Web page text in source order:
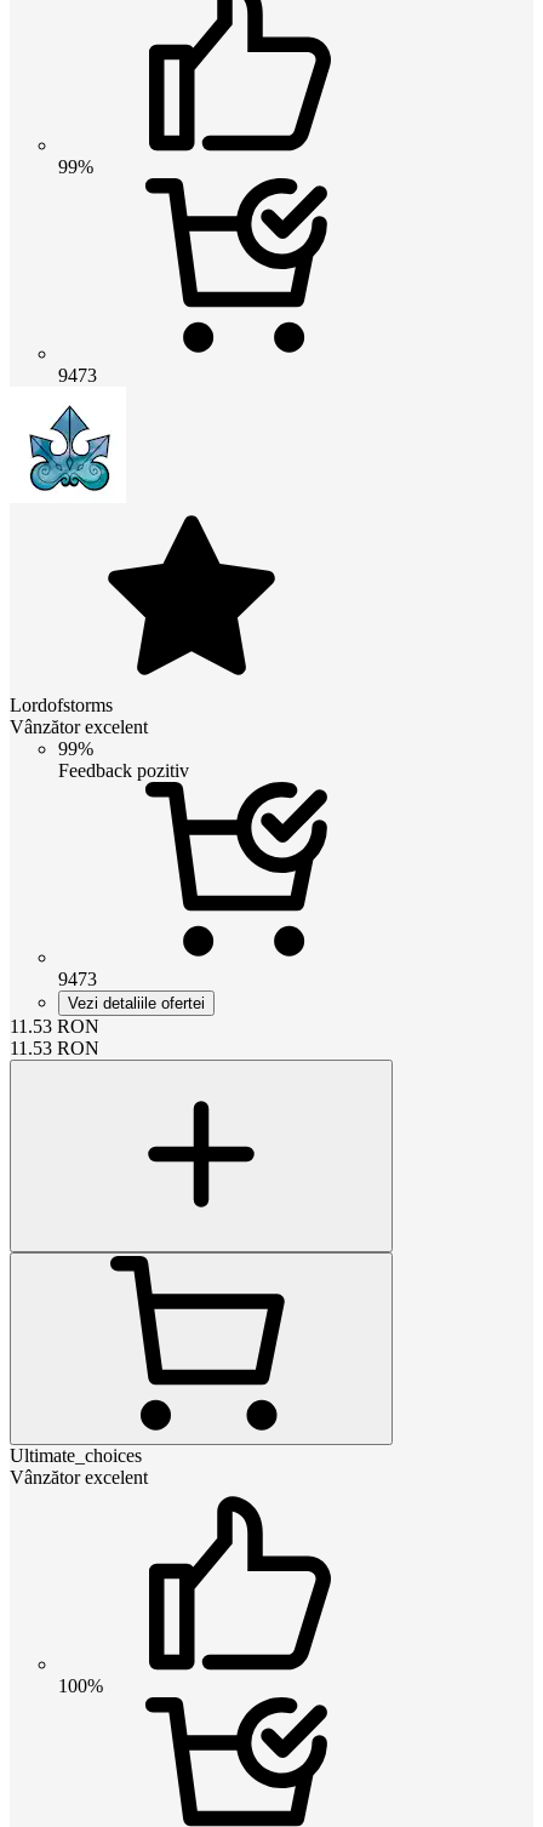
99%
9473
Lordofstorms
Vânzător excelent
99%
Feedback pozitiv
9473
Vezi detaliile ofertei
11.53 RON
11.53 RON
Ultimate_choices
Vânzător excelent
100%